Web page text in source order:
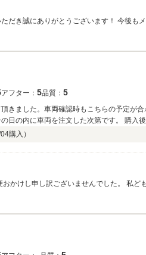
だき誠にありがとうございます！ 今後
アフター： 5品質： 5
きました。車両確認時もこちらの予定が
日の内に車両を注文した次第です。 購
ります♪ 口コミ方法が分からず遅い投稿と
購入）
じて携わる全てのお客様に最高の笑顔、挨拶、アフターフォローを当社の